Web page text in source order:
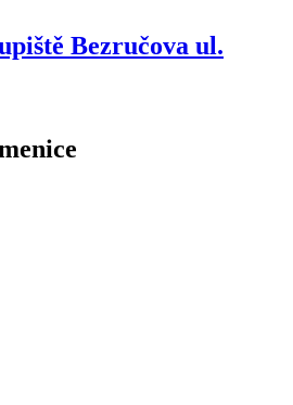
Bezručova ul.